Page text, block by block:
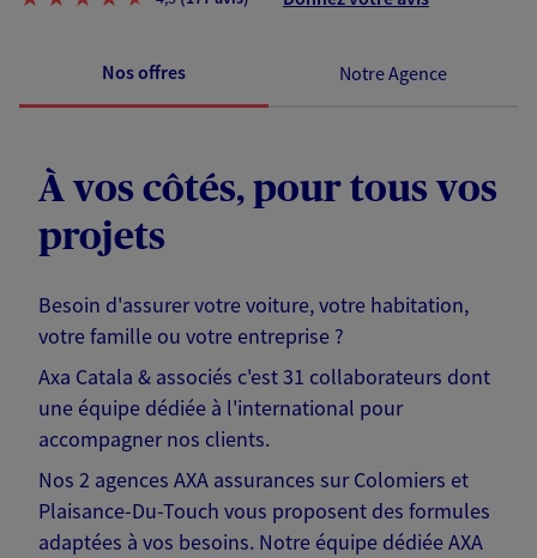
Nos offres Notre Agence
À vos côtés, pour tous vos
projets
Besoin d'assurer votre voiture, votre habitation,
votre famille ou votre entreprise ?
Axa Catala & associés c'est 31 collaborateurs dont
une équipe dédiée à l'international pour
accompagner nos clients.
Nos 2 agences AXA assurances sur Colomiers et
Plaisance-Du-Touch vous proposent des formules
adaptées à vos besoins. Notre équipe dédiée AXA